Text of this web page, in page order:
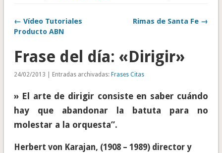
← Vídeo Tutoriales
Producto ABN
Rimas de Santa Fe →
Frase del día: «Dirigir»
24/02/2013 | Entradas archivadas: Frases Citas
» El arte de dirigir consiste en saber cuándo
hay que abandonar la batuta para no
molestar a la orquesta”.
Herbert von Karajan, (1908 – 1989) director y